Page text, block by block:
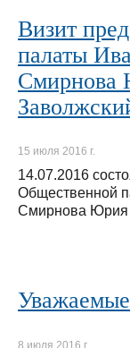
Визит
палаты
Смирнова
15 июля 2016 г.
14.07.2016
Общественной
Смирнова Юрия
8 июля 2016 г.